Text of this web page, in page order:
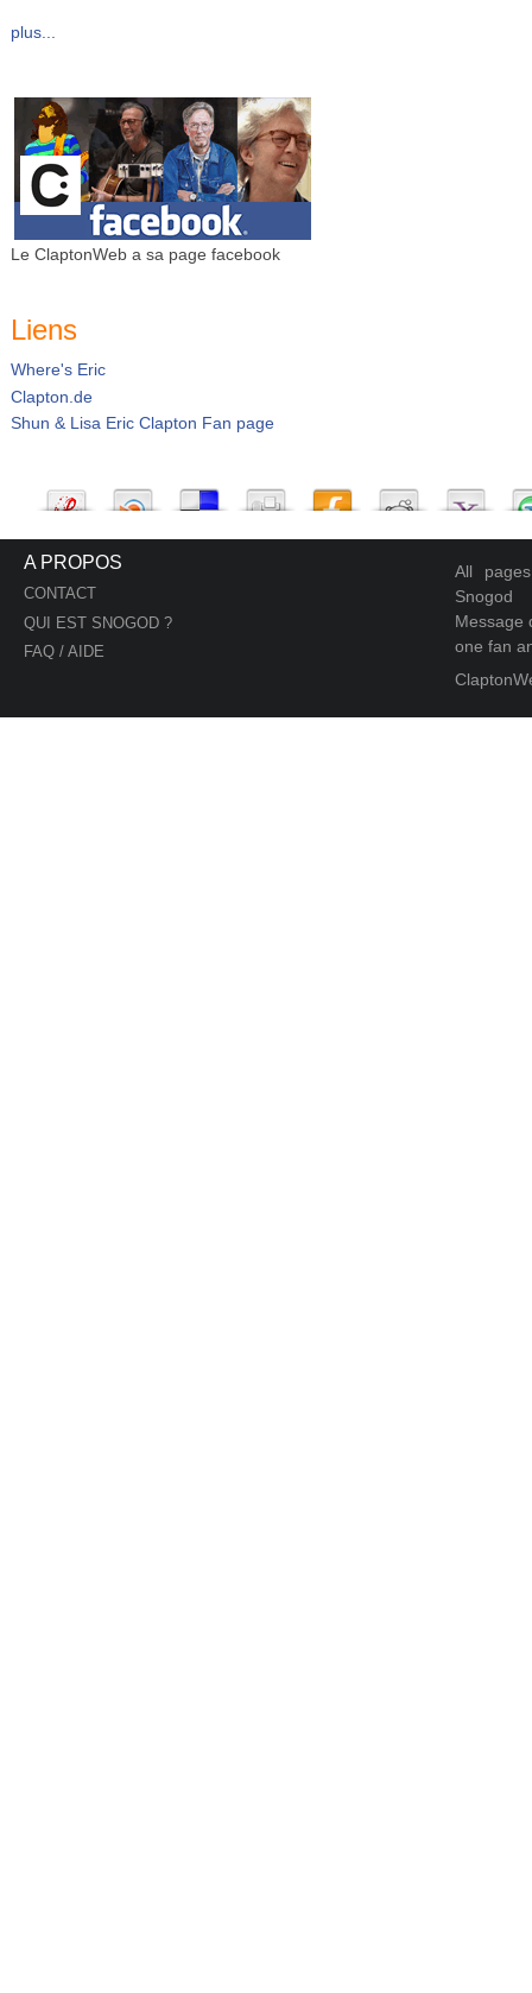
plus...
Le ClaptonWeb a sa page facebook
Liens
Where's Eric
Clapton.de
Shun & Lisa Eric Clapton Fan page
A PROPOS
CONTACT
QUI EST SNOGOD ?
FAQ / AIDE
All
Snogod
Message
one fan